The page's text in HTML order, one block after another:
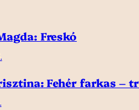
Freskó
Fehér farkas –